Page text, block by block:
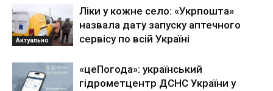
Актуально
Ліки у кожне село: «Укрпошта»
назвала дату запуску аптечного
сервісу по всій Україні
«цеПогода»: український
гідрометцентр ДСНС України у